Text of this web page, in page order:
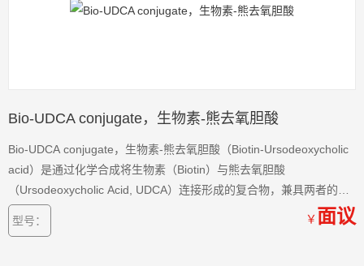
Bio-UDCA conjugate，生物素-熊去氧胆酸
Bio-UDCA conjugate，生物素-熊去氧胆酸（Biotin-Ursodeoxycholic
acid）是通过化学合成将生物素（Biotin）与熊去氧胆酸
（Ursodeoxycholic Acid, UDCA）连接形成的复合物，兼具两者的功
能特性，在生物医学研究和药物研发领域展现出潜在应用价值。
型号：
￥ 面议